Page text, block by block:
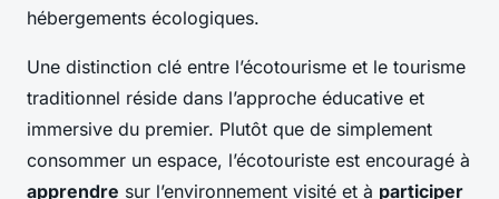
hébergements écologiques.
Une distinction clé entre l’écotourisme et le tourisme
traditionnel réside dans l’approche éducative et
immersive du premier. Plutôt que de simplement
consommer un espace, l’écotouriste est encouragé à
apprendre sur l’environnement visité et à participer